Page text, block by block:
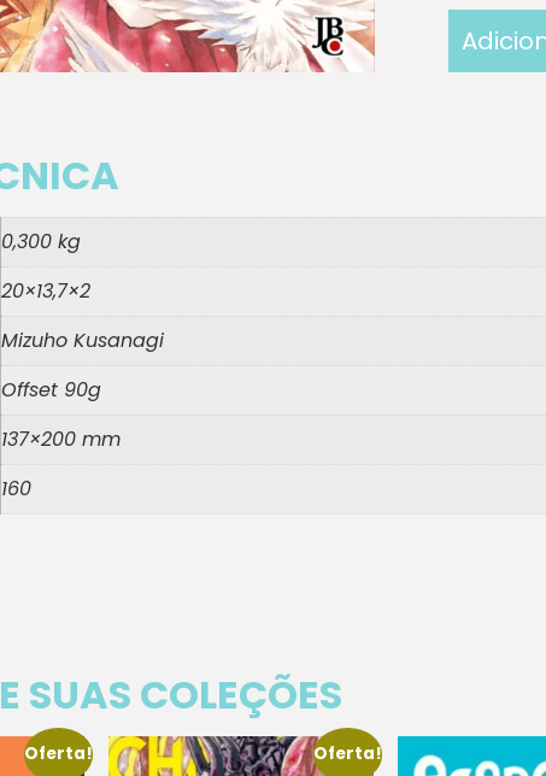
0,300 kg
20×13,7×2
Mizuho Kusanagi
Offset 90g
137×200 mm
160
SUAS COLEÇÕES
Oferta! Oferta!